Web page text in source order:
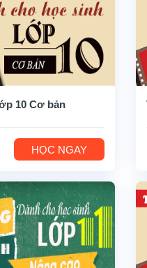
10 Cơ bản
HỌC NGAY